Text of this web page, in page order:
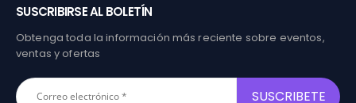
SUSCRIBIRSE AL BOLETÍN
Obtenga toda la información más reciente sobre eventos,
ventas y ofertas